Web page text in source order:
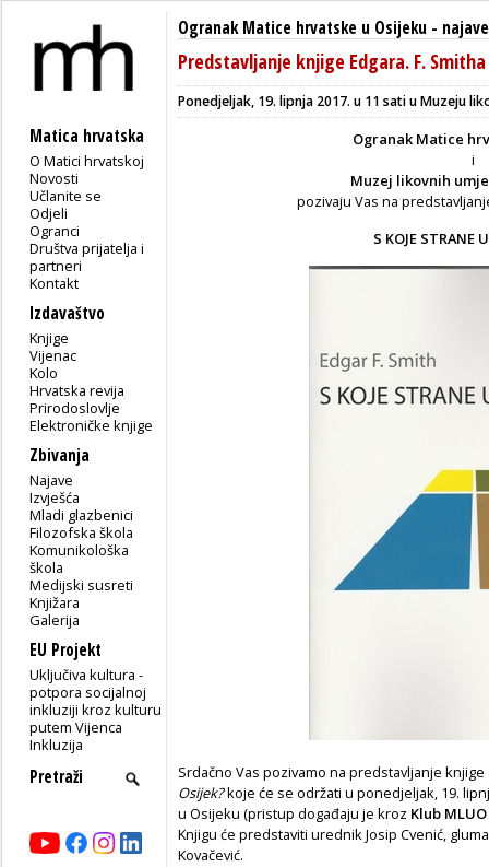
Matica hrvatska
O Matici hrvatskoj
Novosti
Učlanite se
Odjeli
Ogranci
Društva prijatelja i
partneri
Kontakt
Izdavaštvo
Knjige
Vijenac
Kolo
Hrvatska revija
Prirodoslovlje
Elektroničke knjige
Zbivanja
Najave
Izvješća
Mladi glazbenici
Filozofska škola
Komunikološka
škola
Medijski susreti
Knjižara
Galerija
EU Projekt
Uključiva kultura -
potpora socijalnoj
inkluziji kroz kulturu
putem Vijenca
Inkluzija
Ogranak Matice hrvatske u Osijeku - najave
Predstavljanje knjige Edgara. F. Smitha S
Ponedjeljak, 19. lipnja 2017. u 11 sati u Muzeju
Ogranak Matice
i
Muzej likovnih
pozivaju Vas na
S KOJE STRANE
Srdačno Vas pozivamo na predstavljanje knjige
Osijek?koje će se održati u ponedjeljak, 19.
u Osijeku (pristup događaju je kroz Klub MLUO
Knjigu će predstaviti urednik Josip Cvenić,
Kovačević.